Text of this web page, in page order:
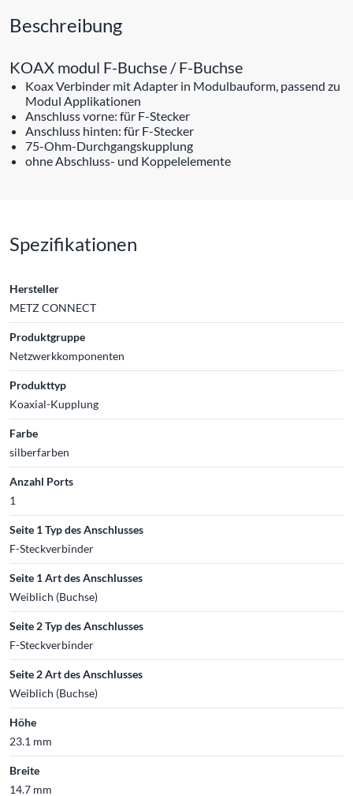
Beschreibung
KOAX modul F-Buchse / F-Buchse
Koax Verbinder mit Adapter in Modulbauform, passend zu
Modul Applikationen
Anschluss vorne: für F-Stecker
Anschluss hinten: für F-Stecker
75-Ohm-Durchgangskupplung
ohne Abschluss- und Koppelelemente
Spezifikationen
Hersteller
METZ CONNECT
Produktgruppe
Netzwerkkomponenten
Produkttyp
Koaxial-Kupplung
Farbe
silberfarben
Anzahl Ports
1
Seite 1 Typ des Anschlusses
F-Steckverbinder
Seite 1 Art des Anschlusses
Weiblich (Buchse)
Seite 2 Typ des Anschlusses
F-Steckverbinder
Seite 2 Art des Anschlusses
Weiblich (Buchse)
Höhe
23.1 mm
Breite
14.7 mm